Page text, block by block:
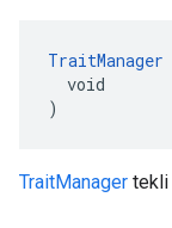
TraitManager
  void
)
TraitManager tekli